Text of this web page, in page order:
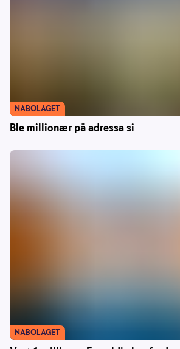
Ble millionær på adressa si
NABOLAGET
NABOLAGET